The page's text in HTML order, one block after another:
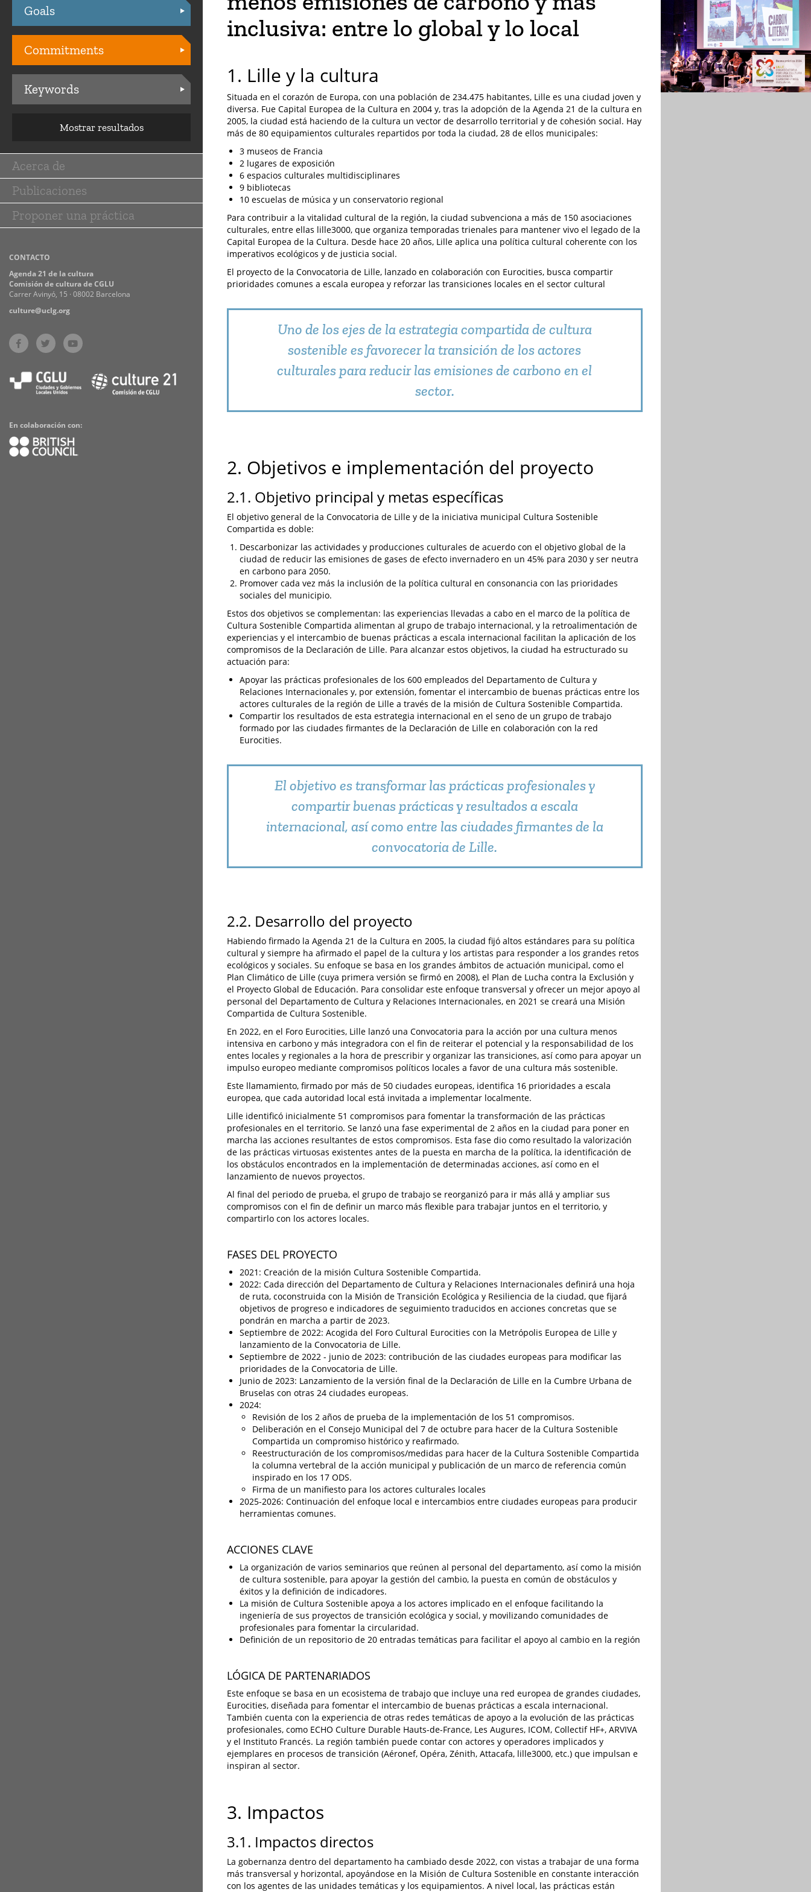
Practices
Goals
Commitments
Keywords
Mostrar resultados
Main
navigation
Acerca de
Publicaciones
Proponer una práctica
CONTACTO
Agenda 21 de la cultura
Comisión de cultura de CGLU
Carrer Avinyó, 15 · 08002 Barcelona
culture@uclg.org
En colaboración con:
inclusiva: entre lo global y lo local
1. Lille y la cultura
Situada en el corazón de Europa, con una población de 234.475 habitantes, Lille es una ciudad joven y
diversa. Fue Capital Europea de la Cultura en 2004 y, tras la adopción de la Agenda 21 de la cultura en
2005, la ciudad está haciendo de la cultura un vector de desarrollo territorial y de cohesión social. Hay
más de 80 equipamientos culturales repartidos por toda la ciudad, 28 de ellos municipales:
3 museos de Francia
2 lugares de exposición
6 espacios culturales multidisciplinares
9 bibliotecas
10 escuelas de música y un conservatorio regional
Para contribuir a la vitalidad cultural de la región, la ciudad subvenciona a más de 150 asociaciones
culturales, entre ellas lille3000, que organiza temporadas trienales para mantener vivo el legado de la
Capital Europea de la Cultura. Desde hace 20 años, Lille aplica una política cultural coherente con los
imperativos ecológicos y de justicia social.
El proyecto de la Convocatoria de Lille, lanzado en colaboración con Eurocities, busca compartir
prioridades comunes a escala europea y reforzar las transiciones locales en el sector cultural
Uno de los ejes de la estrategia compartida de cultura
sostenible es favorecer la transición de los actores
culturales para reducir las emisiones de carbono en el
sector.
2. Objetivos e implementación del proyecto
2.1. Objetivo principal y metas específicas
El objetivo general de la Convocatoria de Lille y de la iniciativa municipal Cultura Sostenible
Compartida es doble:
Descarbonizar las actividades y producciones culturales de acuerdo con el objetivo global de la
ciudad de reducir las emisiones de gases de efecto invernadero en un 45% para 2030 y ser neutra
en carbono para 2050.
Promover cada vez más la inclusión de la política cultural en consonancia con las prioridades
sociales del municipio.
Estos dos objetivos se complementan: las experiencias llevadas a cabo en el marco de la política de
Cultura Sostenible Compartida alimentan al grupo de trabajo internacional, y la retroalimentación de
experiencias y el intercambio de buenas prácticas a escala internacional facilitan la aplicación de los
compromisos de la Declaración de Lille. Para alcanzar estos objetivos, la ciudad ha estructurado su
actuación para:
Apoyar las prácticas profesionales de los 600 empleados del Departamento de Cultura y
Relaciones Internacionales y, por extensión, fomentar el intercambio de buenas prácticas entre los
actores culturales de la región de Lille a través de la misión de Cultura Sostenible Compartida.
Compartir los resultados de esta estrategia internacional en el seno de un grupo de trabajo
formado por las ciudades firmantes de la Declaración de Lille en colaboración con la red
Eurocities.
El objetivo es transformar las prácticas profesionales y
compartir buenas prácticas y resultados a escala
internacional, así como entre las ciudades firmantes de la
convocatoria de Lille.
2.2. Desarrollo del proyecto
Habiendo firmado la Agenda 21 de la Cultura en 2005, la ciudad fijó altos estándares para su política
cultural y siempre ha afirmado el papel de la cultura y los artistas para responder a los grandes retos
ecológicos y sociales. Su enfoque se basa en los grandes ámbitos de actuación municipal, como el
Plan Climático de Lille (cuya primera versión se firmó en 2008), el Plan de Lucha contra la Exclusión y
el Proyecto Global de Educación. Para consolidar este enfoque transversal y ofrecer un mejor apoyo al
personal del Departamento de Cultura y Relaciones Internacionales, en 2021 se creará una Misión
Compartida de Cultura Sostenible.
En 2022, en el Foro Eurocities, Lille lanzó una Convocatoria para la acción por una cultura menos
intensiva en carbono y más integradora con el fin de reiterar el potencial y la responsabilidad de los
entes locales y regionales a la hora de prescribir y organizar las transiciones, así como para apoyar un
impulso europeo mediante compromisos políticos locales a favor de una cultura más sostenible.
Este llamamiento, firmado por más de 50 ciudades europeas, identifica 16 prioridades a escala
europea, que cada autoridad local está invitada a implementar localmente.
Lille identificó inicialmente 51 compromisos para fomentar la transformación de las prácticas
profesionales en el territorio. Se lanzó una fase experimental de 2 años en la ciudad para poner en
marcha las acciones resultantes de estos compromisos. Esta fase dio como resultado la valorización
de las prácticas virtuosas existentes antes de la puesta en marcha de la política, la identificación de
los obstáculos encontrados en la implementación de determinadas acciones, así como en el
lanzamiento de nuevos proyectos.
Al final del periodo de prueba, el grupo de trabajo se reorganizó para ir más allá y ampliar sus
compromisos con el fin de definir un marco más flexible para trabajar juntos en el territorio, y
compartirlo con los actores locales.
FASES DEL PROYECTO
2021: Creación de la misión Cultura Sostenible Compartida.
2022: Cada dirección del Departamento de Cultura y Relaciones Internacionales definirá una hoja
de ruta, coconstruida con la Misión de Transición Ecológica y Resiliencia de la ciudad, que fijará
objetivos de progreso e indicadores de seguimiento traducidos en acciones concretas que se
pondrán en marcha a partir de 2023.
Septiembre de 2022: Acogida del Foro Cultural Eurocities con la Metrópolis Europea de Lille y
lanzamiento de la Convocatoria de Lille.
Septiembre de 2022 - junio de 2023: contribución de las ciudades europeas para modificar las
prioridades de la Convocatoria de Lille.
Junio de 2023: Lanzamiento de la versión final de la Declaración de Lille en la Cumbre Urbana de
Bruselas con otras 24 ciudades europeas.
2024:
Revisión de los 2 años de prueba de la implementación de los 51 compromisos.
Deliberación en el Consejo Municipal del 7 de octubre para hacer de la Cultura Sostenible
Compartida un compromiso histórico y reafirmado.
Reestructuración de los compromisos/medidas para hacer de la Cultura Sostenible Compartida
la columna vertebral de la acción municipal y publicación de un marco de referencia común
inspirado en los 17 ODS.
Firma de un manifiesto para los actores culturales locales
2025-2026: Continuación del enfoque local e intercambios entre ciudades europeas para producir
herramientas comunes.
ACCIONES CLAVE
La organización de varios seminarios que reúnen al personal del departamento, así como la misión
de cultura sostenible, para apoyar la gestión del cambio, la puesta en común de obstáculos y
éxitos y la definición de indicadores.
La misión de Cultura Sostenible apoya a los actores implicado en el enfoque facilitando la
ingeniería de sus proyectos de transición ecológica y social, y movilizando comunidades de
profesionales para fomentar la circularidad.
Definición de un repositorio de 20 entradas temáticas para facilitar el apoyo al cambio en la región
LÓGICA DE PARTENARIADOS
Este enfoque se basa en un ecosistema de trabajo que incluye una red europea de grandes ciudades,
Eurocities, diseñada para fomentar el intercambio de buenas prácticas a escala internacional.
También cuenta con la experiencia de otras redes temáticas de apoyo a la evolución de las prácticas
profesionales, como ECHO Culture Durable Hauts-de-France, Les Augures, ICOM, Collectif HF+, ARVIVA
y el Instituto Francés. La región también puede contar con actores y operadores implicados y
ejemplares en procesos de transición (Aéronef, Opéra, Zénith, Attacafa, lille3000, etc.) que impulsan e
inspiran al sector.
3. Impactos
3.1. Impactos directos
La gobernanza dentro del departamento ha cambiado desde 2022, con vistas a trabajar de una forma
más transversal y horizontal, apoyándose en la Misión de Cultura Sostenible en constante interacción
con los agentes de las unidades temáticas y los equipamientos. A nivel local, las prácticas están